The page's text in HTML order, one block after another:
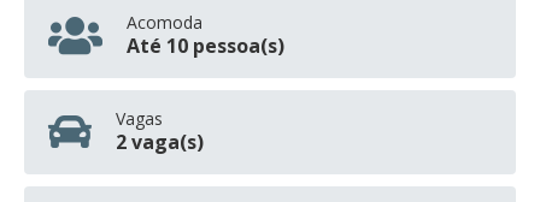
Acomoda
Até 10 pessoa(s)
Vagas
2 vaga(s)